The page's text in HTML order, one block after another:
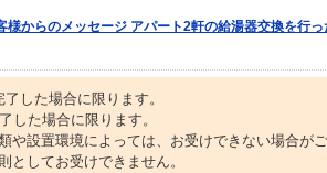
様からのメッセージ アパート2軒の給湯器交換を行
した場合に限ります。
した場合に限ります。
や設置環境によっては、お受けできない場合がご
としてお受けできません。